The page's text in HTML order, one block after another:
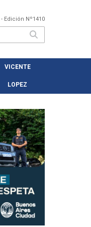
- Edición Nº1410
VICENTE
LOPEZ